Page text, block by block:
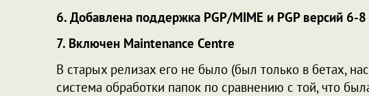
6. Добавлена поддержка PGP/MIME и PGP версий 6-8
7. Включен Maintenance Centre
В старых релизах его не было (был только в бетах,
система обработки папок по сравнению с той, что